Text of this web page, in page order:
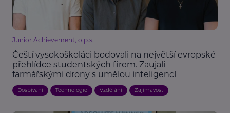
Junior Achievement, o.p.s.
Čeští vysokoškoláci bodovali na největší evropské
přehlídce studentských firem. Zaujali
farmářskými drony s umělou inteligencí
Dospívání Technologie Vzdělání Zajímavost